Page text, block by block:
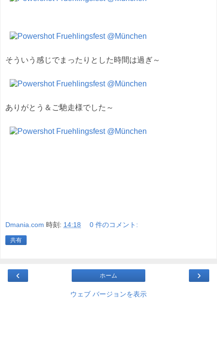
そういう感じでまったりとした時間は過ぎ～
ありがとう＆ご馳走様でした～
Dmania.com 時刻: 14:18 0 件のコメント:
共有
‹ ›
ホーム
ウェブ バージョンを表示